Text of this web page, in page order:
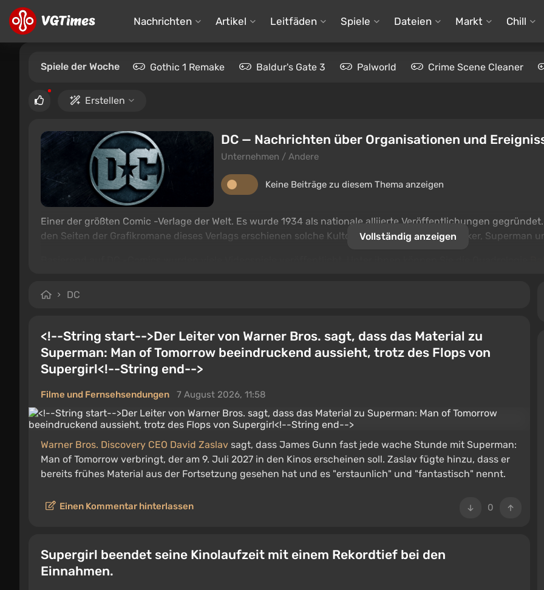
Nachrichten Artikel Leitfäden Spiele Dateien Markt Chill
Spiele der Woche Gothic 1 Remake Baldur's Gate 3 Palworld Crime Scene Cleaner
Erstellen
DC — Nachrichten über Organisationen und
Unternehmen / Andere
Keine Beiträge zu diesem Thema anzeigen
Einer der größten Comic -Verlage der Welt. Es wurde 1934 als nationale alliierte Veröffentlichungen
den Seiten der Grafikromane dieses Verlags erschienen solche Kultcharaktere wie Batman, Joker, Superman
Vollständig anzeigen
DC
<!--String start-->Der Leiter von Warner Bros. sagt, dass das Material zu
Superman: Man of Tomorrow beeindruckend aussieht, trotz des Flops von
Supergirl<!--String end-->
Filme und Fernsehsendungen 7 August 2026, 11:58
Warner Bros. Discovery CEO David Zaslav sagt, dass James Gunn fast jede wache Stunde mit Superman:
Man of Tomorrow verbringt, der am 9. Juli 2027 in den Kinos erscheinen soll. Zaslav fügte hinzu, dass er
bereits frühes Material aus der Fortsetzung gesehen hat und es "erstaunlich" und "fantastisch" nennt.
0
Einen Kommentar hinterlassen
Supergirl beendet seine Kinolaufzeit mit einem Rekordtief bei den
Einnahmen.